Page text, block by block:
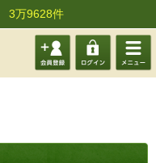
3万9628件
会員登 ログイ メニュ